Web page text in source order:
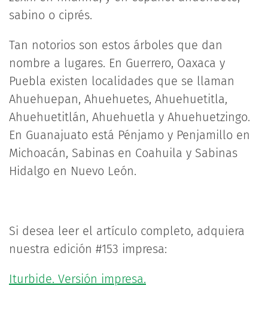
sabino o ciprés.
Tan notorios son estos árboles que dan
nombre a lugares. En Guerrero, Oaxaca y
Puebla existen localidades que se llaman
Ahuehuepan, Ahuehuetes, Ahuehuetitla,
Ahuehuetitlán, Ahuehuetla y Ahuehuetzingo.
En Guanajuato está Pénjamo y Penjamillo en
Michoacán, Sabinas en Coahuila y Sabinas
Hidalgo en Nuevo León.
Si desea leer el artículo completo, adquiera
nuestra edición #153 impresa:
Iturbide. Versión impresa.